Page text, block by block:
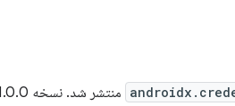
منتشر شد. نسخه 1.0.0-alpha01 شامل